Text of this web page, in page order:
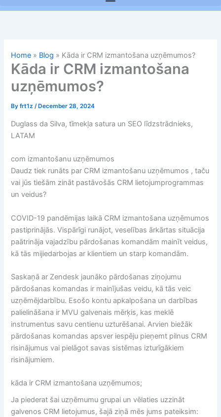
Home » Blog » Kāda ir CRM izmantošana uzņēmumos?
Kāda ir CRM izmantošana
uzņēmumos?
Byfrt1z/ December 28, 2024
Duglass da Silva, tīmekļa satura un SEO līdzstrādnieks,
LATAM
com izmantošanu uzņēmumos
Daudz tiek runāts par CRM izmantošanu uzņēmumos , taču
vai jūs tiešām zināt pastāvošās CRM lietojumprogrammas
un veidus?
COVID-19 pandēmijas laikā CRM izmantošana uzņēmumos
pastiprinājās. Vispārīgi runājot, veselības ārkārtas situācija
paātrināja vajadzību pārdošanas komandām mainīt veidus,
kā tās mijiedarbojas ar klientiem un starp komandām.
Saskaņā ar Zendesk jaunāko pārdošanas ziņojumu
pārdošanas komandas ir mainījušas veidu, kā tās veic
uzņēmējdarbību. Esošo kontu apkalpošana un darbības
palielināšana ir MVU galvenais mērķis, kas meklē
instrumentus savu centienu uzturēšanai. Arvien biežāk
pārdošanas komandas apsver iespēju pieņemt pilnus CRM
risinājumus vai pielāgot savas sistēmas izturīgākiem
risinājumiem.
kāda ir CRM izmantošana uzņēmumos;
Ja piederat šai uzņēmumu grupai un vēlaties uzzināt
galvenos CRM lietojumus, šajā ziņā mēs jums pateiksim: